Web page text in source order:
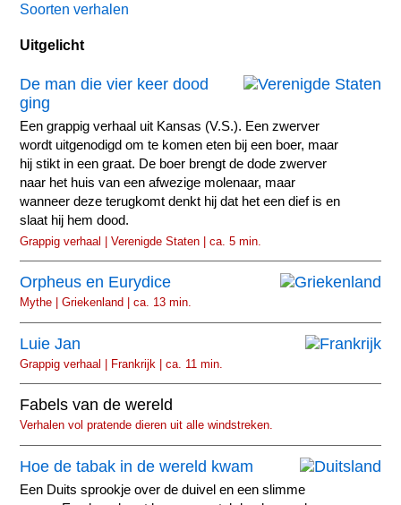
Soorten verhalen
Uitgelicht
De man die vier keer dood
ging
Een grappig verhaal uit Kansas (V.S.). Een zwerver
wordt uitgenodigd om te komen eten bij een boer, maar
hij stikt in een graat. De boer brengt de dode zwerver
naar het huis van een afwezige molenaar, maar
wanneer deze terugkomt denkt hij dat het een dief is en
slaat hij hem dood.
Grappig verhaal | Verenigde Staten | ca. 5 min.
Orpheus en Eurydice
Mythe | Griekenland | ca. 13 min.
Luie Jan
Grappig verhaal | Frankrijk | ca. 11 min.
Fabels van de wereld
Verhalen vol pratende dieren uit alle windstreken.
Hoe de tabak in de wereld kwam
Een Duits sprookje over de duivel en een slimme